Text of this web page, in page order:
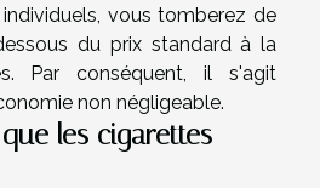
vous tomberez de
du prix standard à la
Par conséquent, il s'agit
non négligeable.
les cigarettes